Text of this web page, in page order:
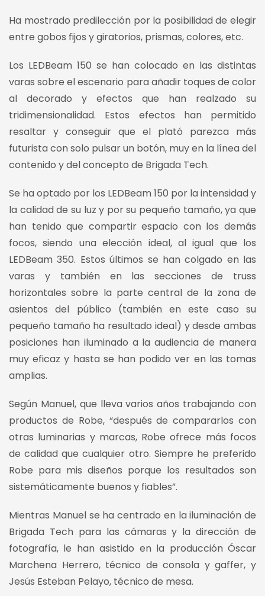
Ha mostrado predilección por la posibilidad de elegir
entre gobos fijos y giratorios, prismas, colores, etc.
Los LEDBeam 150 se han colocado en las distintas
varas sobre el escenario para añadir toques de color
al decorado y efectos que han realzado su
tridimensionalidad. Estos efectos han permitido
resaltar y conseguir que el plató parezca más
futurista con solo pulsar un botón, muy en la línea del
contenido y del concepto de Brigada Tech.
Se ha optado por los LEDBeam 150 por la intensidad y
la calidad de su luz y por su pequeño tamaño, ya que
han tenido que compartir espacio con los demás
focos, siendo una elección ideal, al igual que los
LEDBeam 350. Estos últimos se han colgado en las
varas y también en las secciones de truss
horizontales sobre la parte central de la zona de
asientos del público (también en este caso su
pequeño tamaño ha resultado ideal) y desde ambas
posiciones han iluminado a la audiencia de manera
muy eficaz y hasta se han podido ver en las tomas
amplias.
Según Manuel, que lleva varios años trabajando con
productos de Robe, “después de compararlos con
otras luminarias y marcas, Robe ofrece más focos
de calidad que cualquier otro. Siempre he preferido
Robe para mis diseños porque los resultados son
sistemáticamente buenos y fiables”.
Mientras Manuel se ha centrado en la iluminación de
Brigada Tech para las cámaras y la dirección de
fotografía, le han asistido en la producción Óscar
Marchena Herrero, técnico de consola y gaffer, y
Jesús Esteban Pelayo, técnico de mesa.